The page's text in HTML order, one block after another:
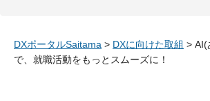
DXポータルSaitama > DXに向けた取組 > AI(
で、就職活動をもっとスムーズに！